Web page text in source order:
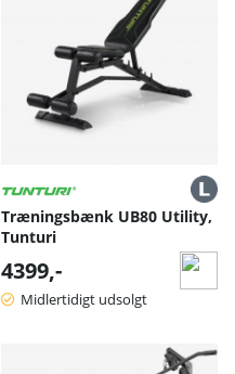
Træningsbænk UB80 Utility,
Tunturi
4399,-
Midlertidigt udsolgt